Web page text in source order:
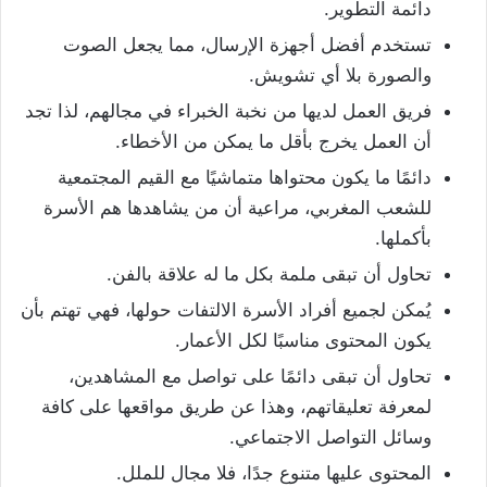
دائمة التطوير.
تستخدم أفضل أجهزة الإرسال، مما يجعل الصوت
والصورة بلا أي تشويش.
فريق العمل لديها من نخبة الخبراء في مجالهم، لذا تجد
أن العمل يخرج بأقل ما يمكن من الأخطاء.
دائمًا ما يكون محتواها متماشيًا مع القيم المجتمعية
للشعب المغربي، مراعية أن من يشاهدها هم الأسرة
بأكملها.
تحاول أن تبقى ملمة بكل ما له علاقة بالفن.
يُمكن لجميع أفراد الأسرة الالتفات حولها، فهي تهتم بأن
يكون المحتوى مناسبًا لكل الأعمار.
تحاول أن تبقى دائمًا على تواصل مع المشاهدين،
لمعرفة تعليقاتهم، وهذا عن طريق مواقعها على كافة
وسائل التواصل الاجتماعي.
المحتوى عليها متنوع جدًا، فلا مجال للملل.